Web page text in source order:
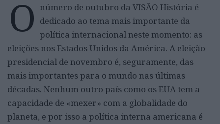
O número de outubro da VISÃO História é
dedicado ao tema mais importante da
política internacional neste momento: as
eleições nos Estados Unidos da América. A eleição
presidencial de novembro é, seguramente, das
mais importantes para o mundo nas últimas
décadas. Nenhum outro país como os EUA tem a
capacidade de «mexer» com a globalidade do
planeta, e por isso a política interna americana é